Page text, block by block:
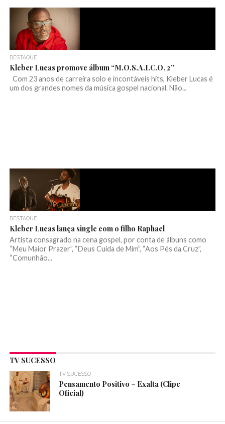
DESTAQUE
Kleber Lucas promove álbum “M.O.S.A.I.C.O. 2”
Com 23 anos de carreira solo e incontáveis hits, Kleber Lucas é
um dos grandes nomes da música gospel nacional. Não...
DESTAQUE
Kleber Lucas lança single com o filho Raphael
Artista consagrado na cena gospel, por conta de álbuns como
“Meu Maior Prazer”, “Deus Cuida de Mim”, “Aos Pés da Cruz”,
“Comunhão...
TV SUCESSO
TV SUCESSO
Pensamento Positivo – Exalta (Clipe
Oficial)